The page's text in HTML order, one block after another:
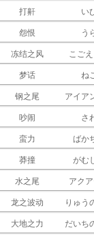
打鼾 い
怨恨 う
冻结之风 こご
梦话 ね
钢之尾 アイア
吵闹 さ
蛮力 ばか
莽撞 がむ
水之尾 アク
龙之波动 りゅう
大地之力 だいち